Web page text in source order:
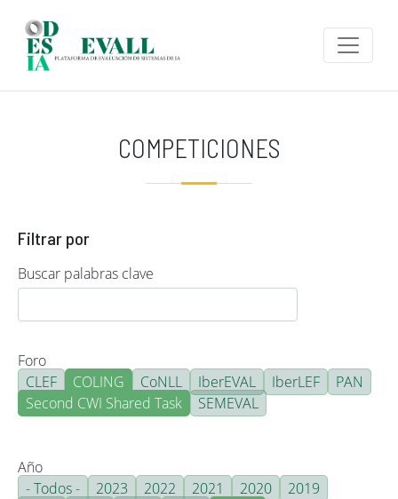
COMPETICIONES
Filtrar por
Buscar palabras clave
Foro
CLEF
COLING CoNLL IberEVAL IberLEF
PAN
Second CWI Shared Task
SEMEVAL
Año
- Todos -
2023 2022 2021 2020
2019